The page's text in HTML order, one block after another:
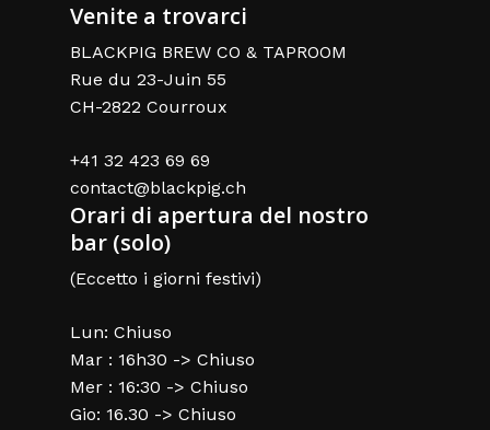
Venite a trovarci
BLACKPIG BREW CO & TAPROOM
Rue du 23-Juin 55
CH-2822 Courroux
+41 32 423 69 69
contact@blackpig.ch
Orari di apertura del nostro
bar (solo)
(Eccetto i giorni festivi)
Lun: Chiuso
Mar : 16h30 -> Chiuso
Mer : 16:30 -> Chiuso
Gio: 16.30 -> Chiuso